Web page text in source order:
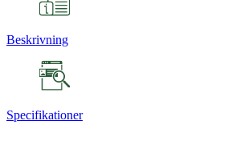
Beskrivning
Specifikationer